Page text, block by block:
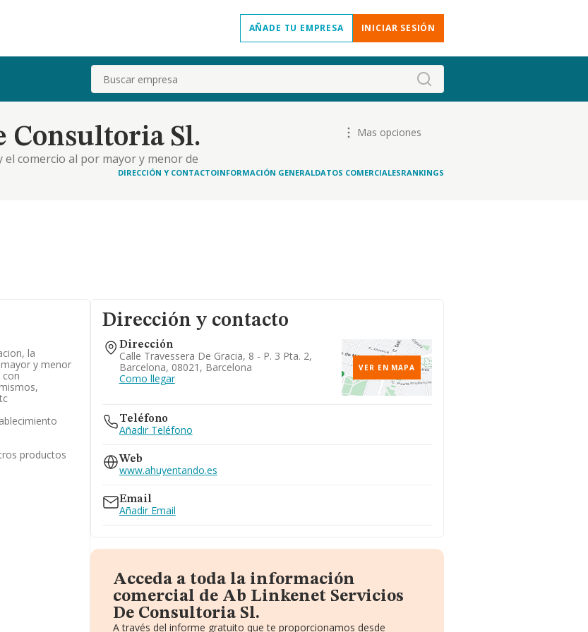
AÑADE TU EMPRESA INICIAR SESIÓN
Buscar
Consultoria Sl.
comercio al por mayor y menor de
para los mismos, aparatos electricos
Mas opciones
DIRECCIÓN Y CONTACTOINFORMACIÓN GENERALDATOS COMERCIALESRANKINGS
la
y menor
con
productos
Dirección y contacto
Dirección
Calle Travessera De Gracia, 8 - P. 3 Pta. 2,
Barcelona, 08021, Barcelona
Como llegar
VER EN MAPA
Teléfono
Añadir Teléfono
Web
www.ahuyentando.es
Email
Añadir Email
Acceda a toda la información
comercial de Ab Linkenet Servicios
De Consultoria Sl.
A través del informe gratuito que te proporcionamos desde